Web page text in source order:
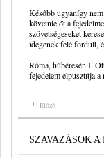
Később ugyanígy
követnie őt a
szövetségeseket
idegenek felé fordult,
Róma, hűbéresén I.
fejedelem elpusztítja a
Előző
SZAVAZÁSOK A